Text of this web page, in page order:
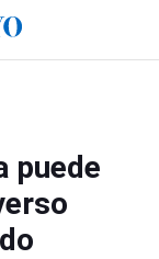
puede